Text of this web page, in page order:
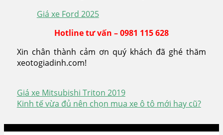
Giá xe Ford 2025
Hotline tư vấn – 0981 115 628
Xin chân thành cảm ơn quý khách đã ghé thăm
xeotogiadinh.com!
Điều
hướng
Giá xe Mitsubishi Triton 2019
Kinh tế vừa đủ nên chọn mua xe ô tô mới hay cũ?